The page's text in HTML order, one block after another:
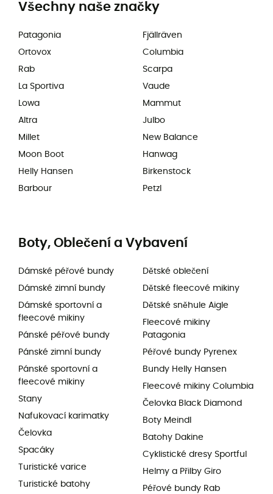
Všechny naše značky
Patagonia
Ortovox
Rab
La Sportiva
Lowa
Altra
Millet
Moon Boot
Helly Hansen
Barbour
Fjällräven
Columbia
Scarpa
Vaude
Mammut
Julbo
New Balance
Hanwag
Birkenstock
Petzl
Boty, Oblečení a Vybavení
Dámské péřové bundy
Dámské zimní bundy
Dámské sportovní a
fleecové mikiny
Pánské péřové bundy
Pánské zimní bundy
Pánské sportovní a
fleecové mikiny
Stany
Nafukovací karimatky
Čelovka
Spacáky
Turistické varice
Turistické batohy
Dětské oblečení
Dětské fleecové mikiny
Dětské sněhule Aigle
Fleecové mikiny
Patagonia
Péřové bundy Pyrenex
Bundy Helly Hansen
Fleecové mikiny Columbia
Čelovka Black Diamond
Boty Meindl
Batohy Dakine
Cyklistické dresy Sportful
Helmy a Přilby Giro
Péřové bundy Rab